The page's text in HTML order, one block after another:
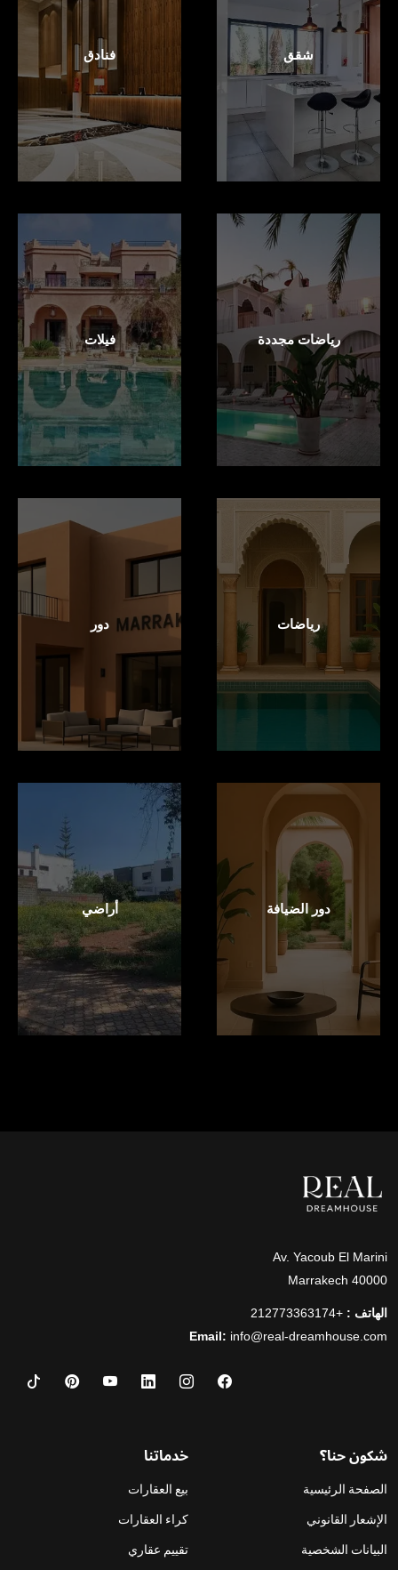
شقق فنادق
رياضات مجددة فيلات
رياضات دور
دور الضيافة أراضي
Av. Yacoub El Marini
40000 Marrakech
الهاتف : +212773363174
Email: info@real-dreamhouse.com
شكون حنا؟
الصفحة الرئيسية
الإشعار القانوني
البيانات الشخصية
خدماتنا
بيع العقارات
كراء العقارات
تقييم عقاري